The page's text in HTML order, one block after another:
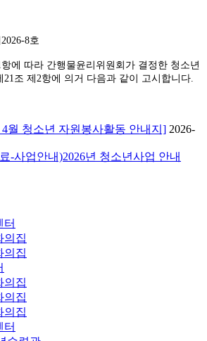
8호
에 따라 간행물윤리위원회가 결정한 청소년
조 제2항에 의거 다음과 같이 고시합니다.
4월 청소년 자원봉사활동 안내지] 2026-
-사업안내)2026년 청소년사업 안내
터
의집
의집
의집
의집
의집
터